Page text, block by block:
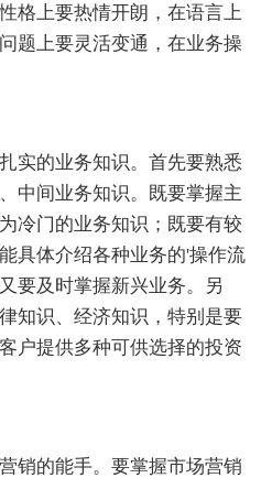
格上要热情开朗，在语言上
题上要灵活变通，在业务操
的业务知识。首先要熟悉
中间业务知识。既要掌握主
冷门的业务知识；既要有较
具体介绍各种业务的'操作流
要及时掌握新兴业务。另
知识、经济知识，特别是要
户提供多种可供选择的投资
的能手。要掌握市场营销